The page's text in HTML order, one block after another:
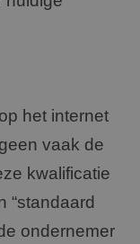
het internet
vaak de
kwalificatie
“standaard
ondernemer